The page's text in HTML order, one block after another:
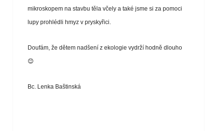
mikroskopem na stavbu těla včely a také jsme si za pomoci
lupy prohlédli hmyz v pryskyřici.
Doufám, že dětem nadšení z ekologie vydrží hodně dlouho
😊
Bc. Lenka Baštinská